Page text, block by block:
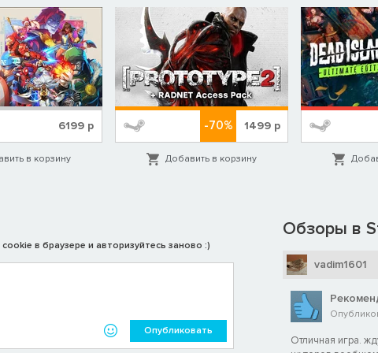
6199 р
в корзину
-70% 1499р
Добавить в корзину
в браузере и авторизуйтесь заново :)
Опубликовать
Обзоры в
vadim1601
Отличная игра.